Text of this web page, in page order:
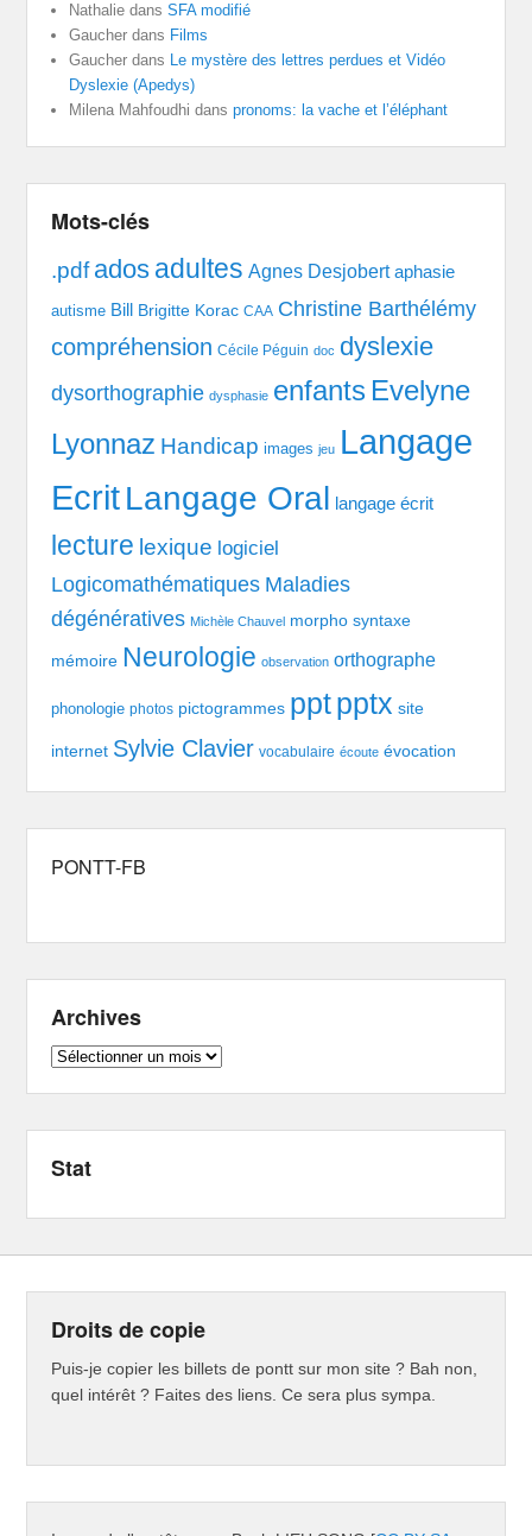
Nathalie dansSFA modifié
Gaucher dans Films
Gaucher dans Le mystère des lettres perdues et Vidéo
Dyslexie (Apedys)
Milena Mahfoudhi danspronoms: la vache et l’éléphant
Mots-clés
.pdf ados adultes Agnes Desjobert aphasie
autisme Bill Brigitte Korac CAA Christine Barthélémy
compréhension Cécile Péguin doc dyslexie
dysorthographie dysphasie enfants Evelyne
Lyonnaz Handicap images jeu Langage
EcritLangage Oral langage écrit
lecture lexique logiciel
Logicomathématiques Maladies
dégénératives Michèle Chauvel morpho syntaxe
mémoire Neurologie observation orthographe
phonologie photos pictogrammes pptpptx site
internet Sylvie Clavier vocabulaire écoute évocation
PONTT-FB
Archives
Archives
Stat
Droits de copie
Puis-je copier les billets de pontt sur mon site ? Bah non,
quel intérêt ? Faites des liens. Ce sera plus sympa.